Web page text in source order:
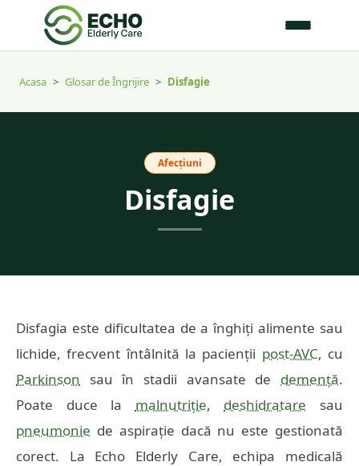
Acasa > Glosar de Îngrijire > Disfagie
Afecțiuni
Disfagie
Disfagia este dificultatea de a înghiți alimente sau
lichide, frecvent întâlnită la pacienții post-AVC, cu
Parkinson sau în stadii avansate de demență.
Poate duce la malnutriție, deshidratare sau
pneumonie de aspirație dacă nu este gestionată
corect. La Echo Elderly Care, echipa medicală